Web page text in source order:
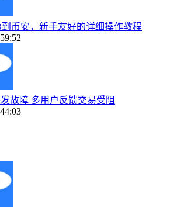
币安，新手友好的详细操作教程
故障 多用户反馈交易受阻